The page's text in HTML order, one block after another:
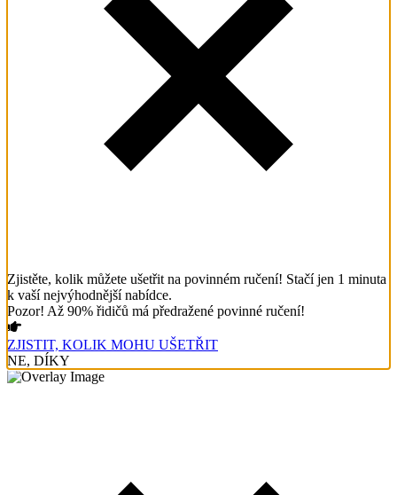
Zjistěte, kolik můžete ušetřit na povinném ručení! Stačí jen 1 minuta
k vaší nejvýhodnější nabídce.
Pozor! Až 90% řidičů má předražené povinné ručení!
ZJISTIT, KOLIK MOHU UŠETŘIT
NE, DÍKY